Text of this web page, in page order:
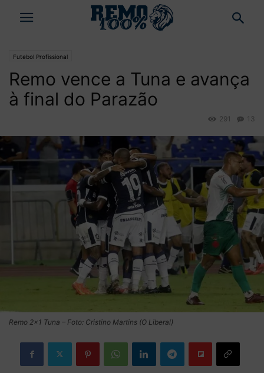
Futebol Profissional
Remo vence a Tuna e avança
à final do Parazão
13
291
Remo 2×1 Tuna – Foto: Cristino Martins (O Liberal)